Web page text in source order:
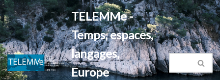
Aller
au
contenu
TELEMMe -
Temps, espaces,
langages,
Europe